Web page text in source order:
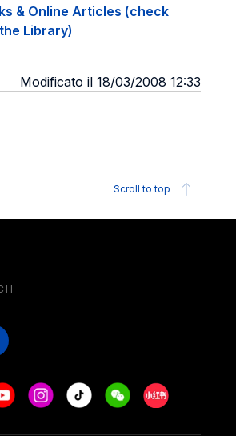
& Online Articles (check
Library)
Modificato il 18/03/2008 12:33
Scroll to top
Instagram
Tiktok WeechatXiaohongshu/